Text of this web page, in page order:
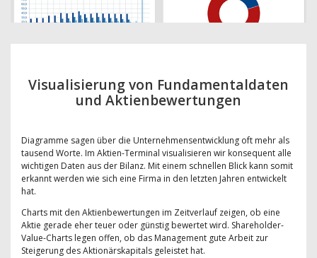
Visualisierung von Fundamentaldaten
und Aktienbewertungen
Diagramme sagen über die Unternehmensentwicklung oft mehr als
tausend Worte. Im Aktien-Terminal visualisieren wir konsequent alle
wichtigen Daten aus der Bilanz. Mit einem schnellen Blick kann somit
erkannt werden wie sich eine Firma in den letzten Jahren entwickelt
hat.
Charts mit den Aktienbewertungen im Zeitverlauf zeigen, ob eine
Aktie gerade eher teuer oder günstig bewertet wird. Shareholder-
Value-Charts legen offen, ob das Management gute Arbeit zur
Steigerung des Aktionärskapitals geleistet hat.